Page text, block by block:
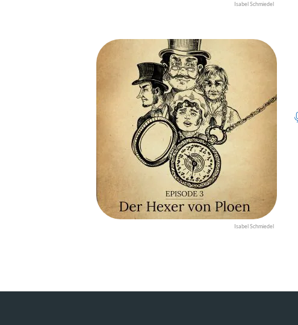
Isabel Schmiedel
Isabel Schmiedel